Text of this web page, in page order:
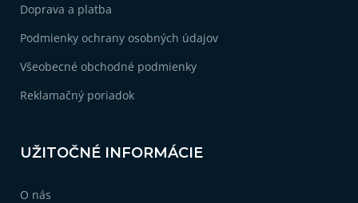
Doprava a platba
Podmienky ochrany osobných údajov
Všeobecné obchodné podmienky
Reklamačný poriadok
UŽITOČNÉ INFORMÁCIE
O nás